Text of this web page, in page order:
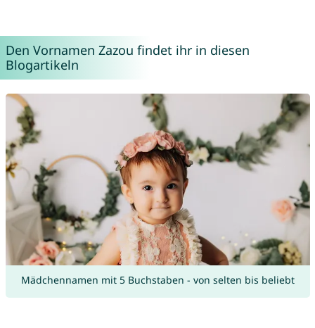
Den Vornamen Zazou findet ihr in diesen
Blogartikeln
Mädchennamen mit 5 Buchstaben - von selten bis beliebt